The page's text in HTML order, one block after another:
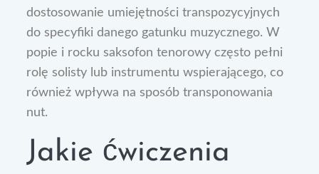
dostosowanie umiejętności transpozycyjnych
do specyfiki danego gatunku muzycznego. W
popie i rocku saksofon tenorowy często pełni
rolę solisty lub instrumentu wspierającego, co
również wpływa na sposób transponowania
nut.
Jakie ćwiczenia